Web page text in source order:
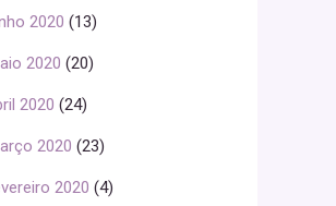
2020 (13)
2020 (20)
2020 (24)
2020 (23)
2020 (4)